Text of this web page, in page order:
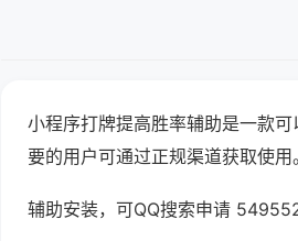
小程序打牌提高胜率辅助是一款
要的用户可通过正规渠道获取使用。
辅助安装，可QQ搜索申请